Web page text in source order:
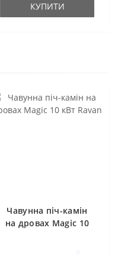
КУПИТИ
Чавунна піч-камін
на дровах Magic 10